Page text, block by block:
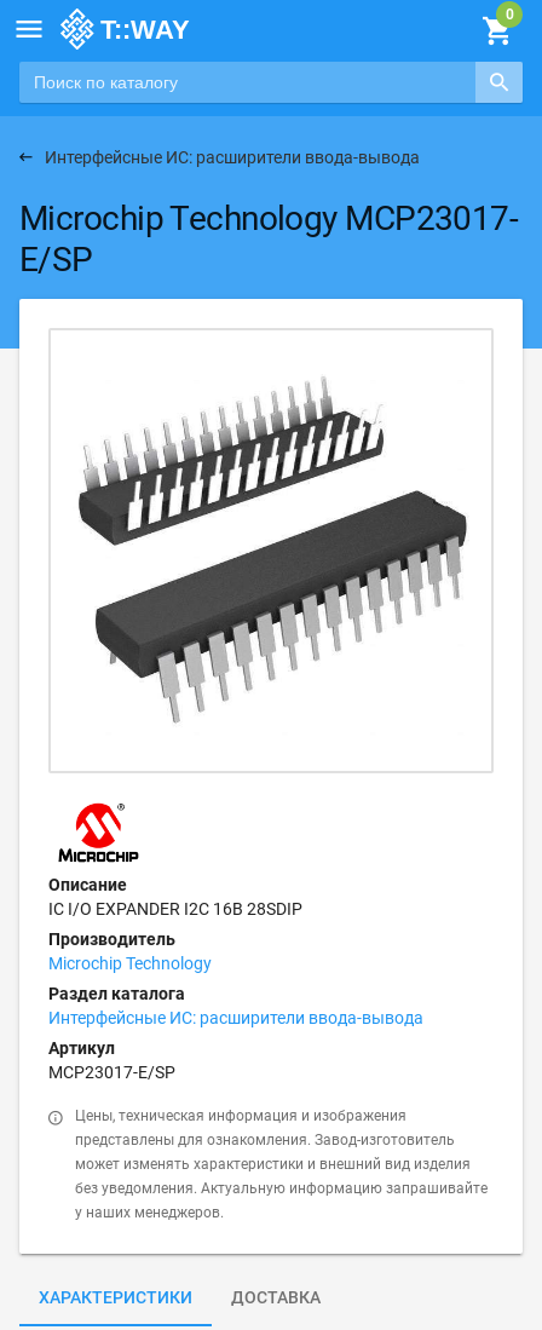

Интерфейсные ИС: расширители ввода-вывода
Microchip Technology MCP23017-
E/SP
Описание
IC I/O EXPANDER I2C 16B 28SDIP
Производитель
Microchip Technology
Раздел каталога
Интерфейсные ИС: расширители ввода-вывода
Артикул
MCP23017-E/SP
Цены, техническая информация и изображения
представлены для ознакомления. Завод-изготовитель
может изменять характеристики и внешний вид изделия
без уведомления. Актуальную информацию запрашивайте
у наших менеджеров.
ХАРАКТЕРИСТИКИ ДОСТАВКА